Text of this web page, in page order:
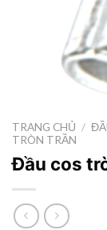
TRANG CHỦ /
TRÒN TRẦN
Đầu cos